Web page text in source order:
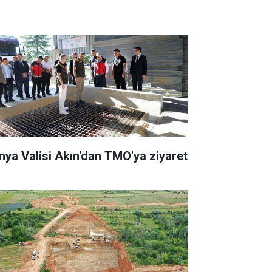
Valisi Akın'dan TMO'ya ziyaret